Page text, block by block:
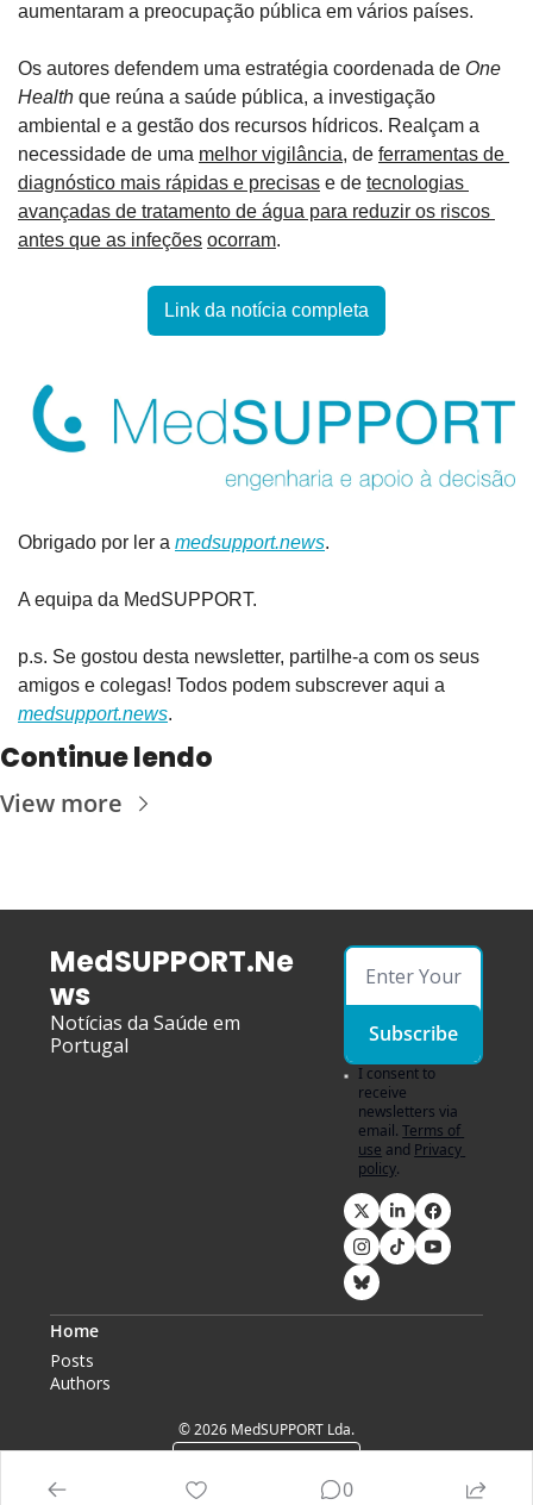
aumentaram a preocupação pública em vários países.
Os autores defendem uma estratégia coordenada de One
Health que reúna a saúde pública, a investigação
ambiental e a gestão dos recursos hídricos. Realçam a
necessidade de uma melhor vigilância, de ferramentas de
diagnóstico mais rápidas e precisas e de tecnologias
avançadas de tratamento de água para reduzir os riscos
antes que as infeções ocorram.
Link da notícia completa
Obrigado por ler a medsupport.news.
A equipa da MedSUPPORT.
p.s. Se gostou desta newsletter, partilhe-a com os seus
medsupport.news.
Continue lendo
View more
MedSUPPORT.Ne
ws
Notícias da Saúde em
Portugal
Subscribe
I consent to
receive
newsletters via
email. Terms of
use and Privacy
policy.
Home
Posts
Authors
© 2026 MedSUPPORT Lda.
0